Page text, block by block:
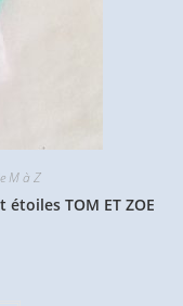
M à Z
TOM ET ZOE